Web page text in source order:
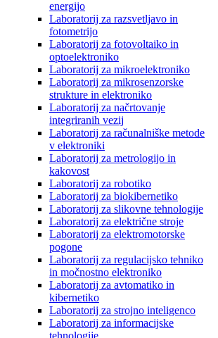
energijo
Laboratorij za razsvetljavo in
fotometrijo
Laboratorij za fotovoltaiko in
optoelektroniko
Laboratorij za mikroelektroniko
Laboratorij za mikrosenzorske
strukture in elektroniko
Laboratorij za načrtovanje
integriranih vezij
Laboratorij za računalniške metode
v elektroniki
Laboratorij za metrologijo in
kakovost
Laboratorij za robotiko
Laboratorij za biokibernetiko
Laboratorij za slikovne tehnologije
Laboratorij za električne stroje
Laboratorij za elektromotorske
pogone
Laboratorij za regulacijsko tehniko
in močnostno elektroniko
Laboratorij za avtomatiko in
kibernetiko
Laboratorij za strojno inteligenco
Laboratorij za informacijske
tehnologije